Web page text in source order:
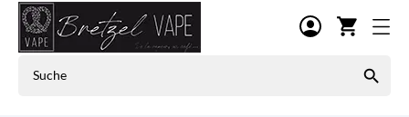
shopping_cart
